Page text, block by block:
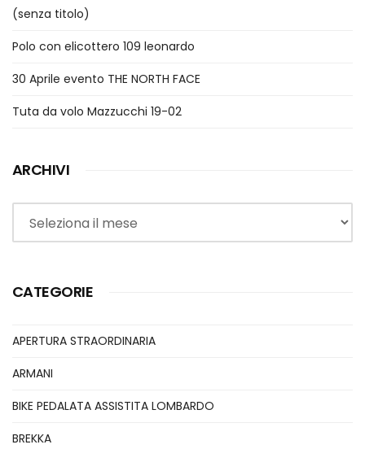
(senza titolo)
Polo con elicottero 109 leonardo
30 Aprile evento THE NORTH FACE
Tuta da volo Mazzucchi 19-02
ARCHIVI
Archivi
CATEGORIE
APERTURA STRAORDINARIA
ARMANI
BIKE PEDALATA ASSISTITA LOMBARDO
BREKKA